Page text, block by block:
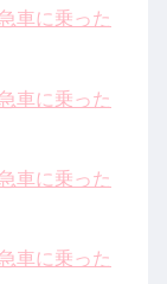
車に乗った
車に乗った
車に乗った
車に乗った